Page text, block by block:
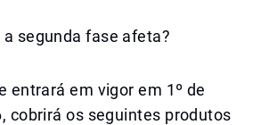
segunda fase afeta?
entrará em vigor em 1º de
cobrirá os seguintes produtos